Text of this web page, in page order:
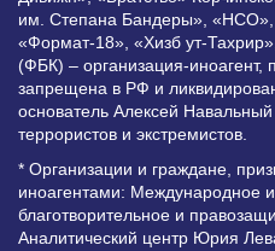
им. Степана Бандеры», «НСО»,
«Формат-18», «Хизб ут-
(ФБК) – организация-иноагент,
запрещена в РФ и
основатель Алексей
террористов и экстремистов.
* Организации и граждане,
иноагентами: Международное
благотворительное и
Аналитический центр Юрия